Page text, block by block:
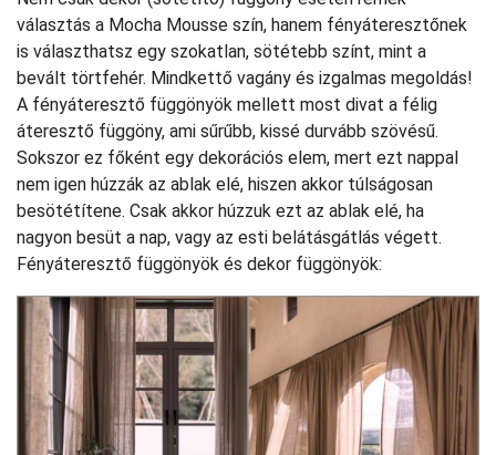
választás a Mocha Mousse szín, hanem fényáteresztőnek
is választhatsz egy szokatlan, sötétebb színt, mint a
bevált törtfehér. Mindkettő vagány és izgalmas megoldás!
A fényáteresztő függönyök mellett most divat a félig
áteresztő függöny, ami sűrűbb, kissé durvább szövésű.
Sokszor ez főként egy dekorációs elem, mert ezt nappal
nem igen húzzák az ablak elé, hiszen akkor túlságosan
besötétítene. Csak akkor húzzuk ezt az ablak elé, ha
nagyon besüt a nap, vagy az esti belátásgátlás végett.
Fényáteresztő függönyök és dekor függönyök: